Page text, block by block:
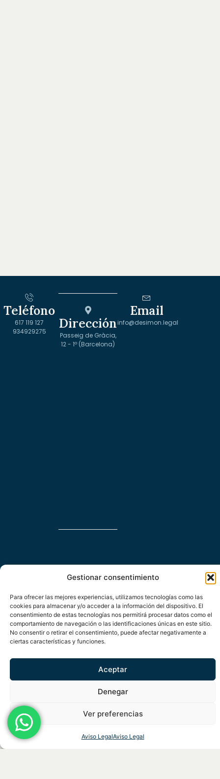
Gestionar consentimiento
Para ofrecer las mejores experiencias, utilizamos tecnologías como las
cookies para almacenar y/o acceder a la información del dispositivo. El
consentimiento de estas tecnologías nos permitirá procesar datos como el
comportamiento de navegación o las identificaciones únicas en este sitio.
No consentir o retirar el consentimiento, puede afectar negativamente a
ciertas características y funciones.
Aceptar
Denegar
Ver preferencias
Aviso LegalAviso Legal
Teléfono
617 119 127
934929275
Dirección
Passeig de Gràcia,
12 - 1º (Barcelona)
Email
info@desimon.legal
¿Qué necesitas?